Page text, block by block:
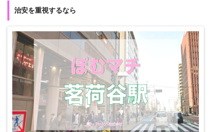
治安を重視するなら